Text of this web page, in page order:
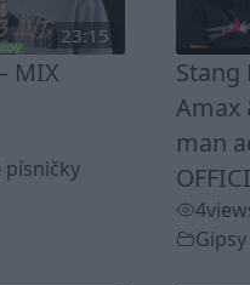
23:15
MIX
písničky
Stang
Amax
man
4